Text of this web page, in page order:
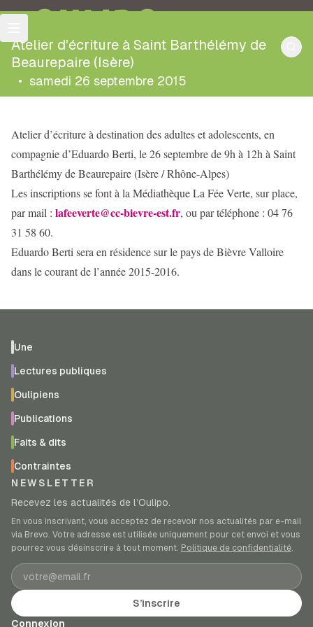
OULIPO
Atelier d'écriture à Saint Barthélémy de
Beaurepaire (Isère)
• samedi 26 septembre 2015
Atelier d’écriture à destination des adultes et adolescents, en
compagnie d’Eduardo Berti, le 26 septembre de 9h à 12h à Saint
Barthélémy de Beaurepaire (Isère / Rhône-Alpes)
Les inscriptions se font à la Médiathèque La Fée Verte, sur place,
par mail : lafeeverte@cc-bievre-est.fr, ou par téléphone : 04 76
31 58 60.
Eduardo Berti sera en résidence sur le pays de Bièvre Valloire
dans le courant de l’année 2015-2016.
Une
Lectures publiques
Oulipiens
Publications
Faits & dits
Contraintes
NEWSLETTER
Recevez les actualités de l’Oulipo.
En vous inscrivant, vous acceptez de recevoir nos actualités par e-mail
via Brevo. Votre adresse est utilisée uniquement pour cet envoi et vous
pourrez vous désinscrire à tout moment. Politique de confidentialité.
Adresse e-mail
S’inscrire
Connexion